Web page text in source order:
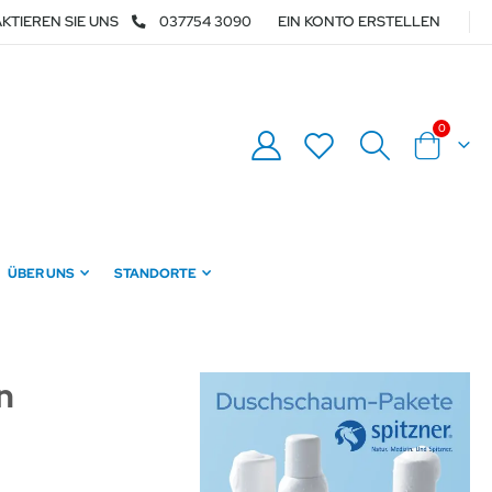
SIE UNS 037754 3090 EIN KONTO ERSTELLEN
Warenkorb
0Artikel
ÜBER UNS STANDORTE